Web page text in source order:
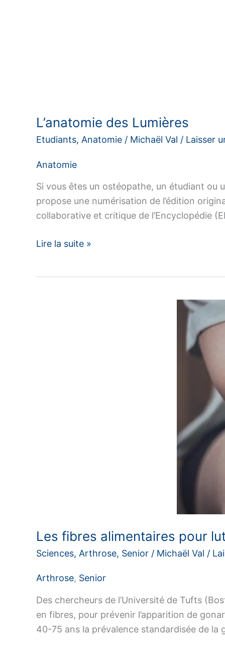
L’anatomie des Lumières
Etudiants, Anatomie / Michaël Val / Laisser
Anatomie
Si vous êtes un ostéopathe, un étudiant ou
propose une numérisation de l’édition
collaborative et critique de l’Encyclopédie
L’anatomie
Lire la suite »
Les fibres alimentaires pour
Sciences, Arthrose, Senior / Michaël Val /
Arthrose, Senior
Des chercheurs de l’Université de Tufts
en fibres, pour prévenir l’apparition de
40-75 ans la prévalence standardisée de